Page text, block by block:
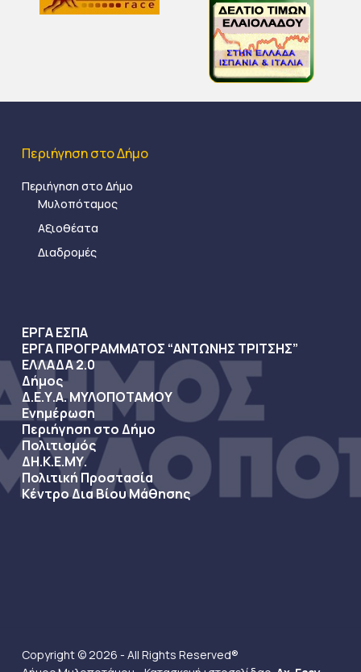
Περιήγηση στο Δήμο
Περιήγηση στο Δήμο
Μυλοπόταμος
Αξιοθέατα
Διαδρομές
ΕΡΓΑ ΕΣΠΑ
ΕΡΓΑ ΠΡΟΓΡΑΜΜΑΤΟΣ “ΑΝΤΩΝΗΣ ΤΡΙΤΣΗΣ”
ΕΛΛΑΔΑ 2.0
Δήμος
Δ.Ε.Υ.Α. ΜΥΛΟΠΟΤΑΜΟΥ
Ενημέρωση
Περιήγηση στο Δήμο
Πολιτισμός
ΔΗ.Κ.Ε.ΜΥ.
Πολιτική Προστασία
Κέντρο Δια Βίου Μάθησης
Copyright © 2026 - All Rights Reserved®